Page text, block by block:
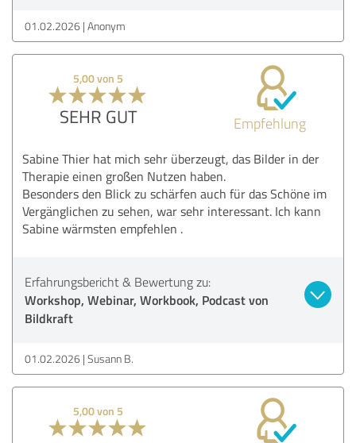
01.02.2026 Anonym
5,00 von 5
SEHR GUT Empfehlung
Sabine Thier hat mich sehr überzeugt, das Bilder in der
Therapie einen großen Nutzen haben.
Besonders den Blick zu schärfen auch für das Schöne im
Vergänglichen zu sehen, war sehr interessant. Ich kann
Sabine wärmsten empfehlen .
Erfahrungsbericht & Bewertung zu:
Workshop, Webinar, Workbook, Podcast von
Bildkraft
01.02.2026 Susann B.
5,00 von 5